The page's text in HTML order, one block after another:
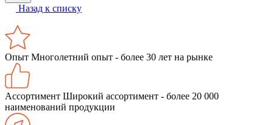
Назад к списку
Опыт Многолетний опыт - более 30 лет на рынке
Ассортимент Широкий ассортимент - более 20 000
наименований продукции